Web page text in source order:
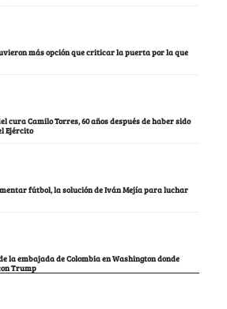
más opción que criticar la puerta por la que
cura Camilo Torres, 60 años después de haber sido
Ejército
fútbol, la solución de Iván Mejía para luchar
la embajada de Colombia en Washington donde
Trump